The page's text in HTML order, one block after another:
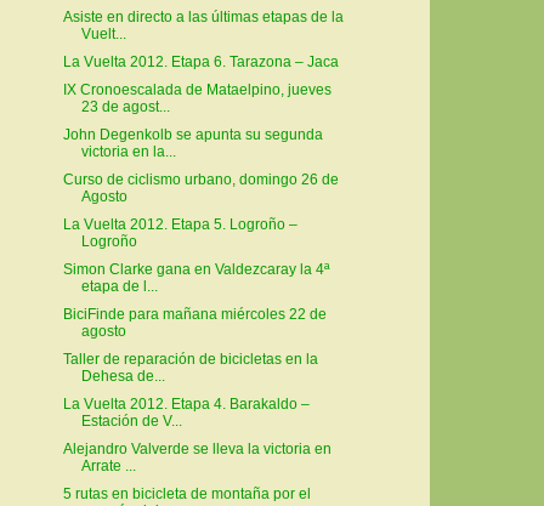
Asiste en directo a las últimas etapas de la
Vuelt...
La Vuelta 2012. Etapa 6. Tarazona – Jaca
IX Cronoescalada de Mataelpino, jueves
23 de agost...
John Degenkolb se apunta su segunda
victoria en la...
Curso de ciclismo urbano, domingo 26 de
Agosto
La Vuelta 2012. Etapa 5. Logroño –
Logroño
Simon Clarke gana en Valdezcaray la 4ª
etapa de l...
BiciFinde para mañana miércoles 22 de
agosto
Taller de reparación de bicicletas en la
Dehesa de...
La Vuelta 2012. Etapa 4. Barakaldo –
Estación de V...
Alejandro Valverde se lleva la victoria en
Arrate ...
5 rutas en bicicleta de montaña por el